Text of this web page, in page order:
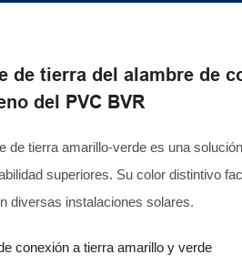
de tierra del alambre de
del PVC BVR
de tierra amarillo-verde es una
superiores. Su color distintivo
diversas instalaciones solares.
conexión a tierra amarillo y verde